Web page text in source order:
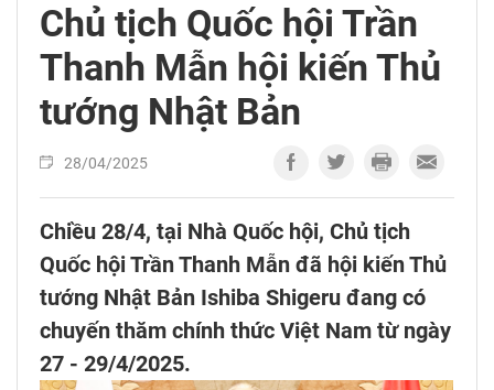
Chủ tịch Quốc hội Trần
Thanh Mẫn hội kiến Thủ
tướng Nhật Bản
28/04/2025
Chiều 28/4, tại Nhà Quốc hội, Chủ tịch
Quốc hội Trần Thanh Mẫn đã hội kiến Thủ
tướng Nhật Bản Ishiba Shigeru đang có
chuyến thăm chính thức Việt Nam từ ngày
27 - 29/4/2025.